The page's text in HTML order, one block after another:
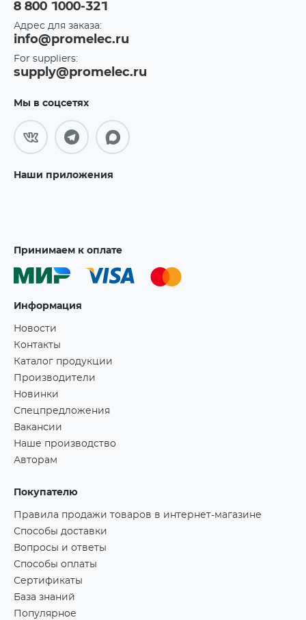
8 800 1000-321
Адрес для заказа:
info@promelec.ru
For suppliers:
supply@promelec.ru
Мы в соцсетях
Наши приложения
Принимаем к оплате
Информация
Новости
Контакты
Каталог продукции
Производители
Новинки
Спецпредложения
Вакансии
Наше производство
Авторам
Покупателю
Правила продажи товаров в интернет-магазине
Способы доставки
Вопросы и ответы
Способы оплаты
Сертификаты
База знаний
Популярное